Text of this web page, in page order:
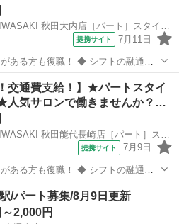
HAIR SALON IWASAKI 秋田大内店［パート］スタイリスト(株式会社ハクブン)
提携サイト 7月11日
復職！ ◆ シフトの融通が
に合わせて働けます◎ブランクのあ
術に自信をつけてから安心してデビ
...
荘駅 美容師
交通費支給！】★パートスタイ
人気サロンで働きませんか？…
提携サイト 7月9日
復職！ ◆ シフトの融通が
に合わせて働けます◎ブランクのあ
術に自信をつけてから安心してデビ
...
容師
/パート募集/8月9日更新
2,000円